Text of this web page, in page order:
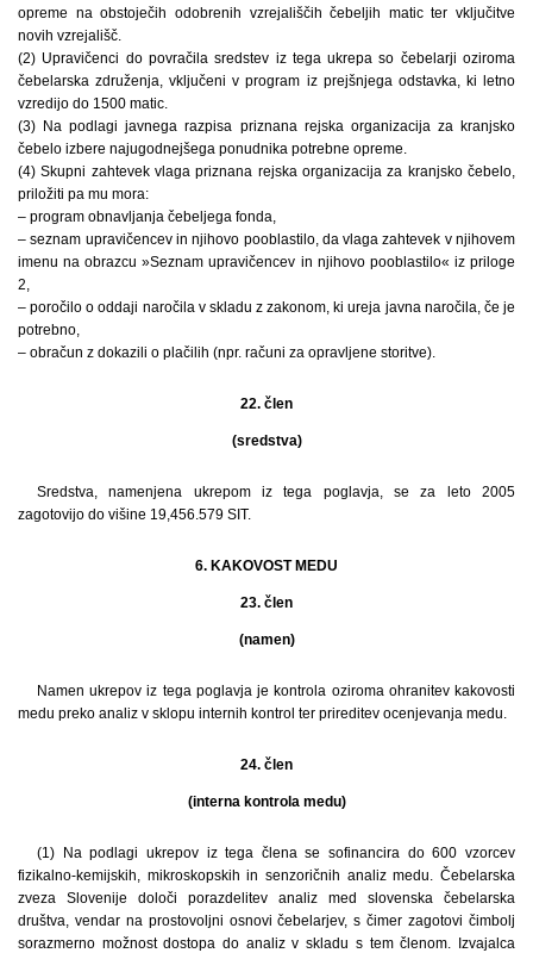
opreme na obstoječih odobrenih vzrejališčih čebeljih matic ter vključitve
novih vzrejališč.
(2) Upravičenci do povračila sredstev iz tega ukrepa so čebelarji oziroma
čebelarska združenja, vključeni v program iz prejšnjega odstavka, ki letno
vzredijo do 1500 matic.
(3) Na podlagi javnega razpisa priznana rejska organizacija za kranjsko
čebelo izbere najugodnejšega ponudnika potrebne opreme.
(4) Skupni zahtevek vlaga priznana rejska organizacija za kranjsko čebelo,
priložiti pa mu mora:
– program obnavljanja čebeljega fonda,
– seznam upravičencev in njihovo pooblastilo, da vlaga zahtevek v njihovem
imenu na obrazcu »Seznam upravičencev in njihovo pooblastilo« iz priloge
2,
– poročilo o oddaji naročila v skladu z zakonom, ki ureja javna naročila, če je
potrebno,
– obračun z dokazili o plačilih (npr. računi za opravljene storitve).
22. člen
(sredstva)
Sredstva, namenjena ukrepom iz tega poglavja, se za leto 2005
zagotovijo do višine 19,456.579 SIT.
6. KAKOVOST MEDU
23. člen
(namen)
Namen ukrepov iz tega poglavja je kontrola oziroma ohranitev kakovosti
medu preko analiz v sklopu internih kontrol ter prireditev ocenjevanja medu.
24. člen
(interna kontrola medu)
(1) Na podlagi ukrepov iz tega člena se sofinancira do 600 vzorcev
fizikalno-kemijskih, mikroskopskih in senzoričnih analiz medu. Čebelarska
zveza Slovenije določi porazdelitev analiz med slovenska čebelarska
društva, vendar na prostovoljni osnovi čebelarjev, s čimer zagotovi čimbolj
sorazmerno možnost dostopa do analiz v skladu s tem členom. Izvajalca